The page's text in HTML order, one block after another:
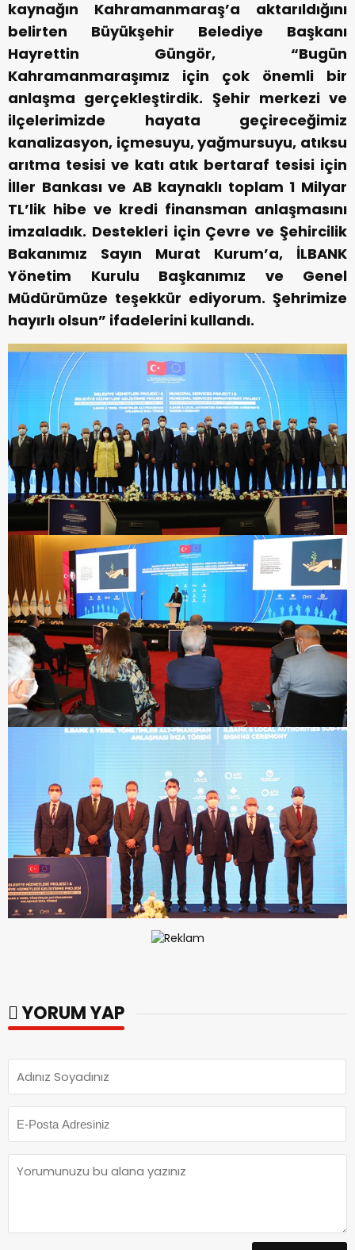
kaynağın Kahramanmaraş’a aktarıldığını
belirten Büyükşehir Belediye Başkanı
Hayrettin Güngör, “Bugün
Kahramanmaraşımız için çok önemli bir
anlaşma gerçekleştirdik. Şehir merkezi ve
ilçelerimizde hayata geçireceğimiz
kanalizasyon, içmesuyu, yağmursuyu, atıksu
arıtma tesisi ve katı atık bertaraf tesisi için
İller Bankası ve AB kaynaklı toplam 1 Milyar
TL’lik hibe ve kredi finansman anlaşmasını
imzaladık. Destekleri için Çevre ve Şehircilik
Bakanımız Sayın Murat Kurum’a, İLBANK
Yönetim Kurulu Başkanımız ve Genel
Müdürümüze teşekkür ediyorum. Şehrimize
hayırlı olsun” ifadelerini kullandı.
YORUM YAP